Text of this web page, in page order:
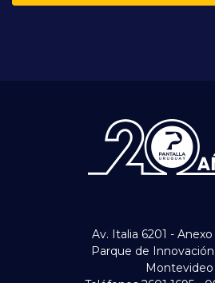
Av. Italia 6201 - Anexo
Parque de
Montevideo